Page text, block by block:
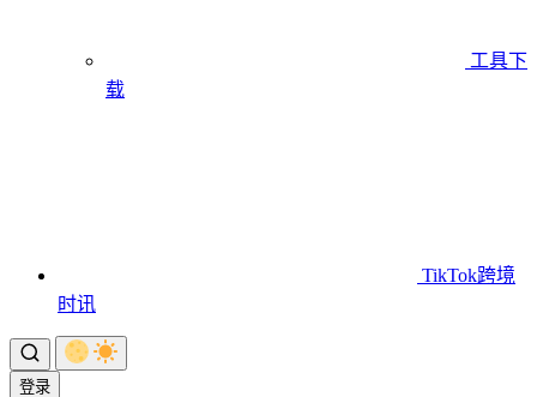
工具下
载
TikTok跨境
时讯
登录